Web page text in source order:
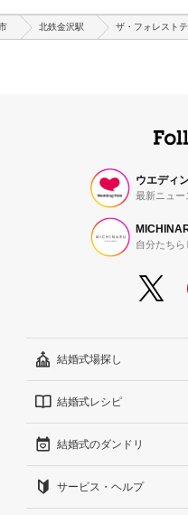
北鉄金沢駅 ザ・フォレスト
ウエディ
最新ニュー
自分たちら
結婚式場探し
エリアから探す
こだわりから探す
雰囲気から探す
結婚式レシピ
結婚式準備レポート『ハナ
結婚式当日の動画『ムビレ
結婚式のダンドリ
結婚準備ガイド
サービス・ヘルプ